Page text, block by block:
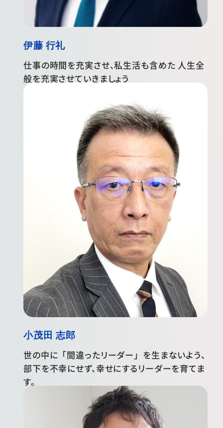
伊藤 行礼
仕事の時間を充実させ、私生活も含めた 人生全
般を充実させていきましょう
小茂田 志郎
世の中に「間違ったリーダー」を生まないよう、
部下を不幸にせず、幸せにするリーダーを育てま
す。